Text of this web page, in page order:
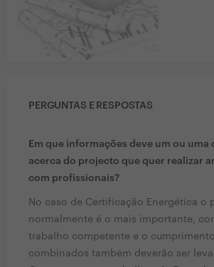
PERGUNTAS E RESPOSTAS
Em que informações deve um ou uma
acerca do projecto que quer realizar
com profissionais?
No caso de Certificação Energética o
normalmente é o mais importante,
trabalho competente e o
combinados também deverão ser